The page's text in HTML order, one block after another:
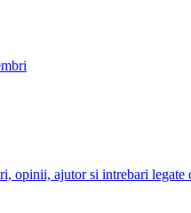
opinii, ajutor si intrebari legate